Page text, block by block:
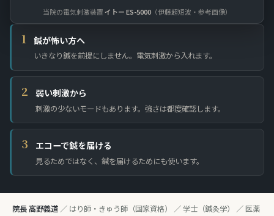
当院の電気刺激装置イトー ES-5000（伊藤超短波・参考画像）
1 鍼が怖い方へ
いきなり鍼を前提にしません。電気刺激から入れます。
2 弱い刺激から
刺激の少ないモードもあります。強さは都度確認します。
3 エコーで鍼を届ける
見るためではなく、鍼を届けるためにも使います。
院長 高野義道 ／ はり師・きゅう師（国家資格） ／ 学士（鍼灸学） ／ 医薬